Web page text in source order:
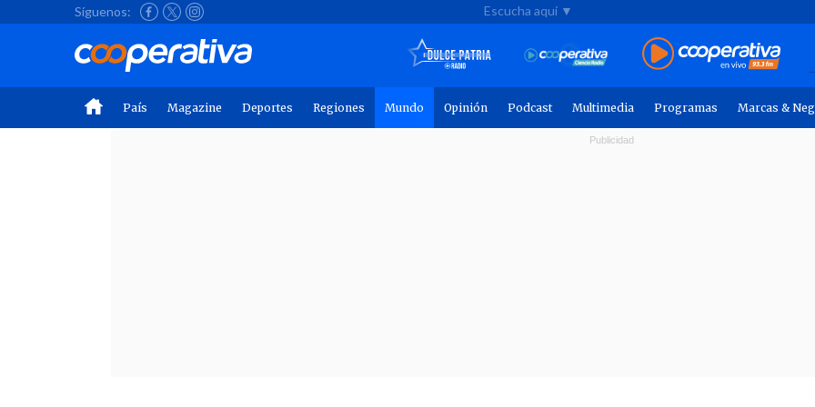
Síguenos: Escucha aquí ▼
País Magazine Deportes Regiones Mundo Opinión Podcast Multimedia Programas Marcas &